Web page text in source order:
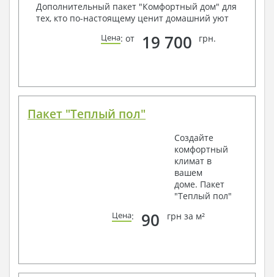
Дополнительный пакет "Комфортный дом" для
тех, кто по-настоящему ценит домашний уют
Цена: от 19 700 грн.
Пакет "Теплый пол"
Создайте
комфортный
климат в
вашем
доме. Пакет
"Теплый пол"
Цена: 90 грн за м²